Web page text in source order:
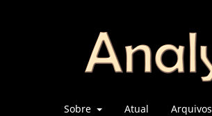
Sobre Atual Arquivos